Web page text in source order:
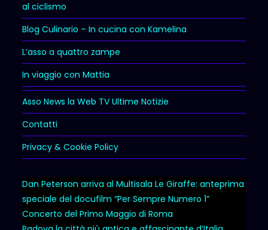
al ciclismo
Blog Culinario – In cucina con Kamelina
L’asso a quattro zampe
In viaggio con Mattia
Asso News la Web TV Ultime Notizie
Contatti
Privacy & Cookie Policy
Dan Peterson arriva al Multisala Le Giraffe: anteprima
speciale del docufilm “Per Sempre Numero 1”
Concerto del Primo Maggio di Roma